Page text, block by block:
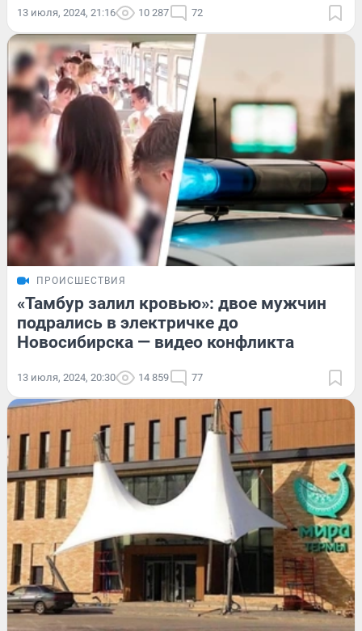
13 июля, 2024, 21:16 10 287 72
ПРОИСШЕСТВИЯ
«Тамбур залил кровью»: двое мужчин
подрались в электричке до
Новосибирска — видео конфликта
13 июля, 2024, 20:30 14 859 77